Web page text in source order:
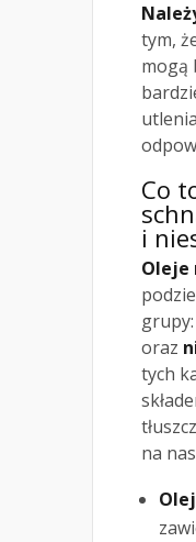
tym,
mogą
Co
i
Oleje
grupy:
oraz
tych
na